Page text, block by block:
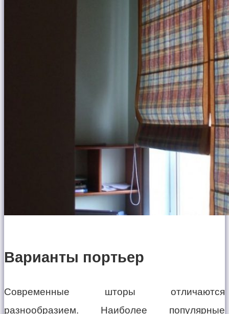
Варианты портьер
Современные шторы отличаются
разнообразием. Наиболее популярные